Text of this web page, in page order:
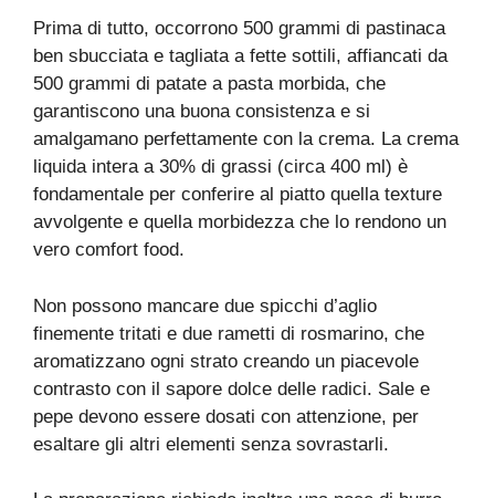
Prima di tutto, occorrono 500 grammi di pastinaca
ben sbucciata e tagliata a fette sottili, affiancati da
500 grammi di patate a pasta morbida, che
garantiscono una buona consistenza e si
amalgamano perfettamente con la crema. La crema
liquida intera a 30% di grassi (circa 400 ml) è
fondamentale per conferire al piatto quella texture
avvolgente e quella morbidezza che lo rendono un
vero comfort food.
Non possono mancare due spicchi d’aglio
finemente tritati e due rametti di rosmarino, che
aromatizzano ogni strato creando un piacevole
contrasto con il sapore dolce delle radici. Sale e
pepe devono essere dosati con attenzione, per
esaltare gli altri elementi senza sovrastarli.